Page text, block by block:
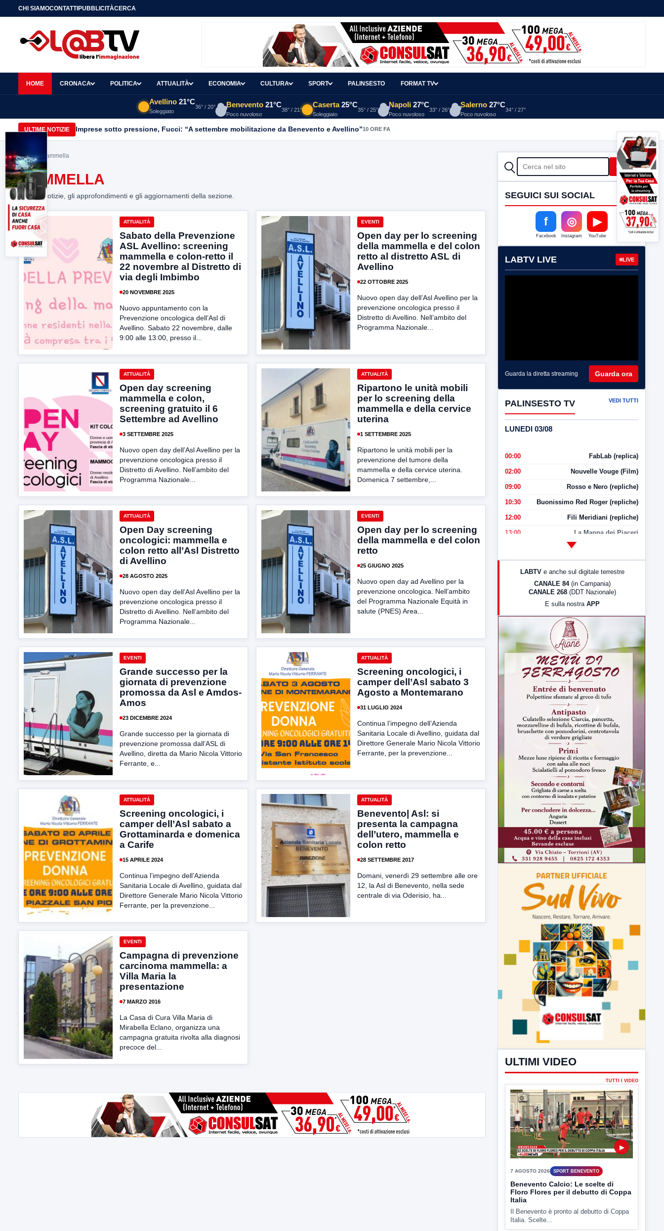
CHI SIAMOCONTATTIPUBBLICITÀCERCA
HOME CRONACA POLITICA ATTUALITÀ ECONOMIA CULTURA SPORT PALINSESTO FORMAT TV
Avellino 21°C
Soleggiato
36° / 20° Benevento 21°C
Poco nuvoloso
38° / 21°
Caserta 25°C
Soleggiato
35° / 25°
Napoli 27°C
Poco nuvoloso
33° / 26°
Salerno 27°C
Poco nuvoloso
34° / 27°
ULTIME NOTIZIE Imprese sotto pressione, Fucci: “A settembre mobilitazione da Benevento e Avellino”10 ORE FA
Home> mammella
MAMMELLA
Tutte le notizie, gli approfondimenti e gli aggiornamenti della sezione.
ATTUALITÀ
Sabato della Prevenzione
ASL Avellino: screening
mammella e colon-retto il
22 novembre al Distretto di
via degli Imbimbo
20 NOVEMBRE 2025
Nuovo appuntamento con la
Prevenzione oncologica dell’Asl di
Avellino. Sabato 22 novembre, dalle
9:00 alle 13:00, presso il...
EVENTI
Open day per lo screening
della mammella e del colon
retto al distretto ASL di
Avellino
22 OTTOBRE 2025
Nuovo open day dell’Asl Avellino per la
prevenzione oncologica presso il
Distretto di Avellino. Nell’ambito del
Programma Nazionale...
ATTUALITÀ
Open day screening
mammella e colon,
screening gratuito il 6
Settembre ad Avellino
3 SETTEMBRE 2025
Nuovo open day dell’Asl Avellino per la
prevenzione oncologica presso il
Distretto di Avellino. Nell’ambito del
Programma Nazionale...
ATTUALITÀ
Ripartono le unità mobili
per lo screening della
mammella e della cervice
uterina
1 SETTEMBRE 2025
Ripartono le unità mobili per la
prevenzione del tumore della
mammella e della cervice uterina.
Domenica 7 settembre,...
ATTUALITÀ
Open Day screening
oncologici: mammella e
colon retto all’Asl Distretto
di Avellino
28 AGOSTO 2025
Nuovo open day dell’Asl Avellino per la
prevenzione oncologica presso il
Distretto di Avellino. Nell’ambito del
Programma Nazionale...
EVENTI
Open day per lo screening
della mammella e del colon
retto
25 GIUGNO 2025
Nuovo open day ad Avellino per la
prevenzione oncologica. Nell’ambito
del Programma Nazionale Equità in
salute (PNES) Area...
EVENTI
Grande successo per la
giornata di prevenzione
promossa da Asl e Amdos-
Amos
23 DICEMBRE 2024
Grande successo per la giornata di
prevenzione promossa dall’ASL di
Avellino, diretta da Mario Nicola Vittorio
Ferrante, e...
ATTUALITÀ
Screening oncologici, i
camper dell’Asl sabato 3
Agosto a Montemarano
31 LUGLIO 2024
Continua l’impegno dell’Azienda
Sanitaria Locale di Avellino, guidata dal
Direttore Generale Mario Nicola Vittorio
Ferrante, per la prevenzione...
ATTUALITÀ
Screening oncologici, i
camper dell’Asl sabato a
Grottaminarda e domenica
a Carife
15 APRILE 2024
Continua l’impegno dell’Azienda
Sanitaria Locale di Avellino, guidata dal
Direttore Generale Mario Nicola Vittorio
Ferrante, per la prevenzione...
ATTUALITÀ
Benevento| Asl: si
presenta la campagna
dell’utero, mammella e
colon retto
28 SETTEMBRE 2017
Domani, venerdì 29 settembre alle ore
12, la Asl di Benevento, nella sede
centrale di via Oderisio, ha...
EVENTI
Campagna di prevenzione
carcinoma mammella: a
Villa Maria la
presentazione
7 MARZO 2016
La Casa di Cura Villa Maria di
Mirabella Eclano, organizza una
campagna gratuita rivolta alla diagnosi
precoce del...
CERCA Cerca
SEGUICI SUI SOCIAL
f
Facebook
◎
Instagram
▶
YouTube
LABTV LIVE LIVE
Guarda la diretta streaming Guarda ora
PALINSESTO TV VEDI TUTTI
LUNEDI 03/08
00:00 FabLab (replica)
02:00 Nouvelle Vouge (Film)
09:00 Rosso e Nero (repliche)
10:30 Buonissimo Red Roger (repliche)
12:00 Fili Meridiani (repliche)
13:00 La Mappa dei Piaceri
LabNews (Diretta)
LabNews (replica)
LABTV e anche sul digitale terrestre
CANALE 84 (in Campania)
CANALE 268 (DDT Nazionale)
E sulla nostra APP
ULTIMI VIDEO
TUTTI I VIDEO
▶
7 AGOSTO 2026 SPORT BENEVENTO
Benevento Calcio: Le scelte di
Floro Flores per il debutto di Coppa
Italia
Il Benevento è pronto al debutto di Coppa
Italia. Scelte...
7 AGOSTO 2026